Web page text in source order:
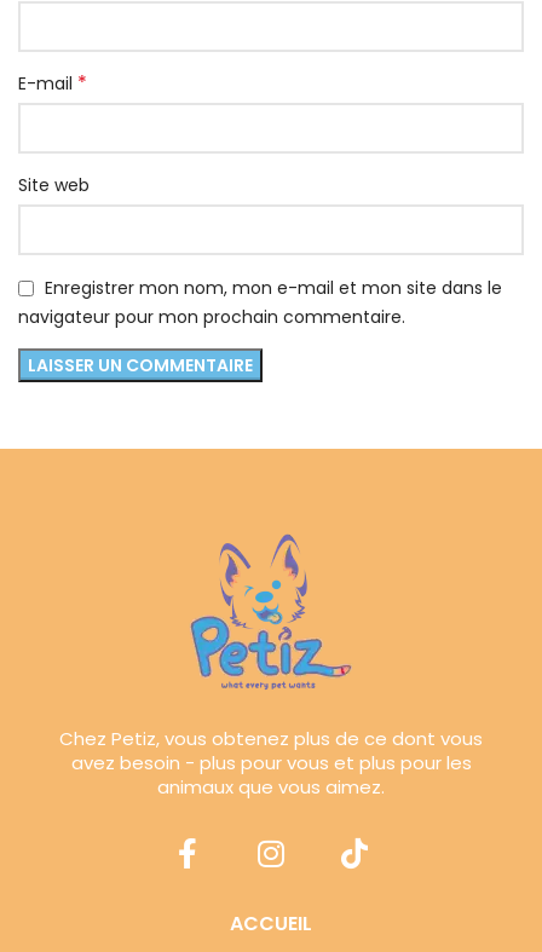
E-mail *
Site web
Enregistrer mon nom, mon e-mail et mon site dans le
navigateur pour mon prochain commentaire.
Chez Petiz, vous obtenez plus de ce dont vous
avez besoin - plus pour vous et plus pour les
animaux que vous aimez.
ACCUEIL